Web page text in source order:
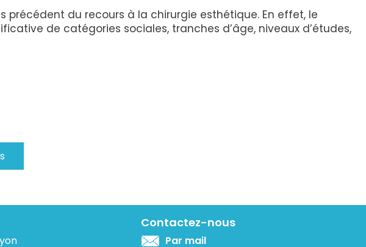
du recours à la chirurgie esthétique. En effet, le
de catégories sociales, tranches d’âge, niveaux d’études,
Contactez-nous
Par mail